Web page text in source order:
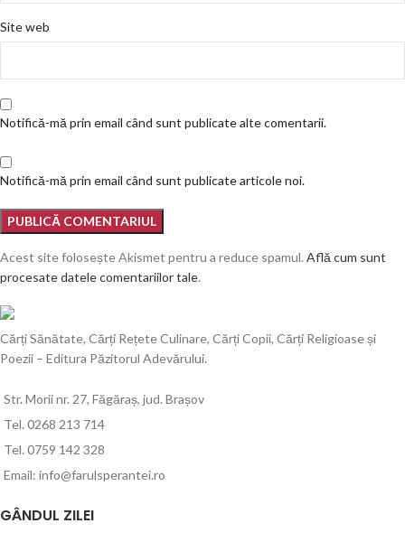
Site web
Notifică-mă prin email când sunt publicate alte comentarii.
Notifică-mă prin email când sunt publicate articole noi.
Acest site folosește Akismet pentru a reduce spamul. Află cum sunt
procesate datele comentariilor tale.
Cărți Sănătate, Cărți Rețete Culinare, Cărți Copii, Cărți Religioase și
Poezii – Editura Păzitorul Adevărului.
Str. Morii nr. 27, Făgăraș, jud. Brașov
Tel. 0268 213 714
Tel. 0759 142 328
Email: info@farulsperantei.ro
GÂNDUL ZILEI